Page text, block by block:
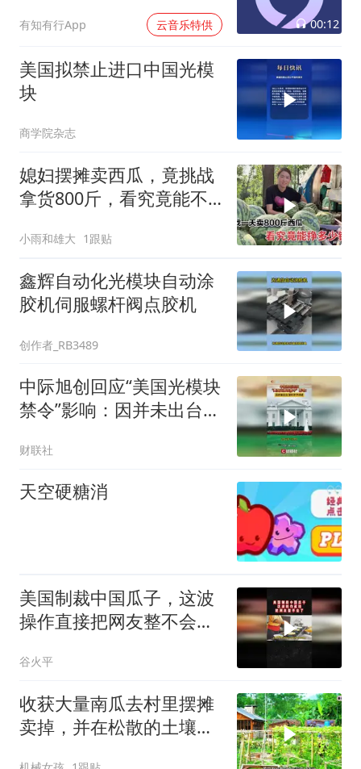
有知有行App 云音乐特供 00:12
美国拟禁止进口中国光模
块
商学院杂志
媳妇摆摊卖西瓜，竟挑战
拿货800斤，看究竟能不
小雨和雄大 1跟贴
鑫辉自动化光模块自动涂
胶机伺服螺杆阀点胶机
创作者_RB3489
中际旭创回应“美国光模块
禁令”影响：因并未出台
财联社
天空硬糖消
美国制裁中国瓜子，这波
操作直接把网友整不会了
谷火平
收获大量南瓜去村里摆摊
卖掉，并在松散的土壤中